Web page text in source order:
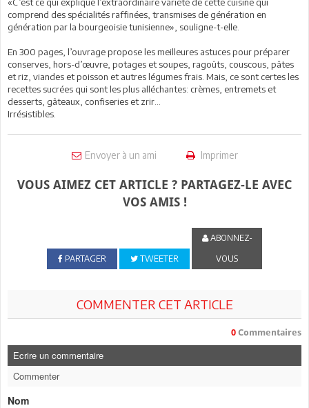
comprend des spécialités raffinées, transmises de génération en
génération par la bourgeoisie tunisienne», souligne-t-elle.
En 300 pages, l’ouvrage propose les meilleures astuces pour préparer
conserves, hors-d’œuvre, potages et soupes, ragoûts, couscous, pâtes
et riz, viandes et poisson et autres légumes frais. Mais, ce sont certes les
recettes sucrées qui sont les plus alléchantes: crèmes, entremets et
desserts, gâteaux, confiseries et zrir...
Irrésistibles.
Envoyer à un ami Imprimer
VOUS AIMEZ CET ARTICLE ? PARTAGEZ-LE AVEC
VOS AMIS !
PARTAGER TWEETER
ABONNEZ-
VOUS
COMMENTER CET ARTICLE
0 Commentaires
Ecrire un commentaire
Commenter
Nom